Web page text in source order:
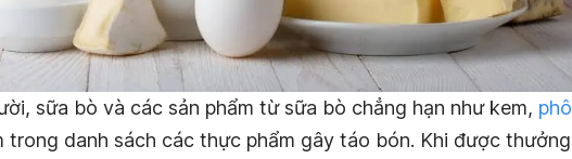
sữa bò và các sản phẩm từ sữa bò chẳng hạn như kem, phô
trong danh sách các thực phẩm gây táo bón. Khi được thưởng